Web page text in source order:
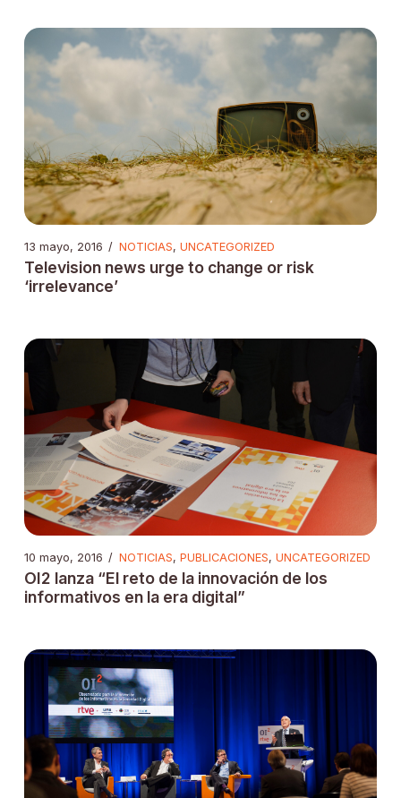
13 mayo, 2016 / NOTICIAS, UNCATEGORIZED
Television news urge to change or risk
‘irrelevance’
10 mayo, 2016 / NOTICIAS, PUBLICACIONES, UNCATEGORIZED
OI2 lanza “El reto de la innovación de los
informativos en la era digital”